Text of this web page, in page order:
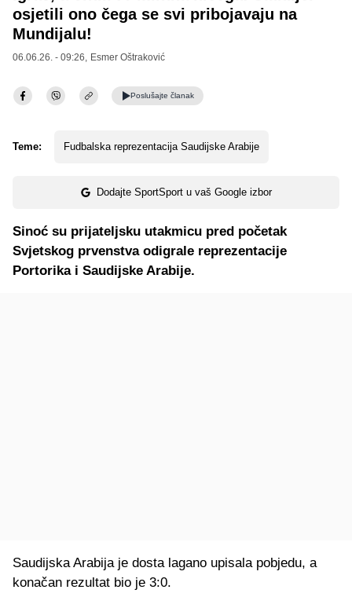
osjetili ono čega se svi pribojavaju na
Mundijalu!
06.06.26. - 09:26, Esmer Oštraković
Poslušajte članak
Teme: Fudbalska reprezentacija Saudijske Arabije
Dodajte SportSport u vaš Google izbor
Sinoć su prijateljsku utakmicu pred početak
Svjetskog prvenstva odigrale reprezentacije
Portorika i Saudijske Arabije.
Saudijska Arabija je dosta lagano upisala pobjedu, a
konačan rezultat bio je 3:0.